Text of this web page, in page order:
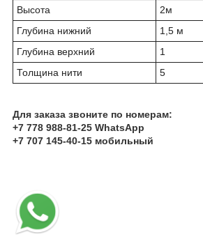
Высота
2м
Глубина нижний
1,5 м
Глубина верхний
1
Толщина нити
5
Для заказа звоните по номерам:
+7 778 988-81-25 WhatsApp
+7 707 145-40-15 мобильный